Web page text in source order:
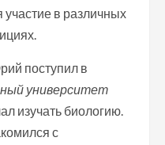
в различных
поступил в
университет
изучать биологию.
с